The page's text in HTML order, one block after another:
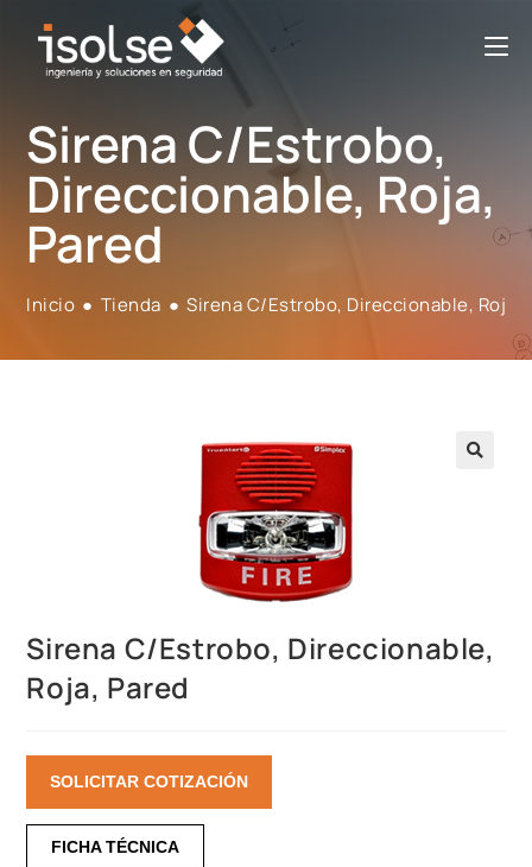
Sirena C/Estrobo,
Direccionable, Roja,
Pared
Inicio ● Tienda ● Sirena C/Estrobo, Direccionable, Roja,
Sirena C/Estrobo, Direccionable,
Roja, Pared
SOLICITAR COTIZACIÓN
FICHA TÉCNICA